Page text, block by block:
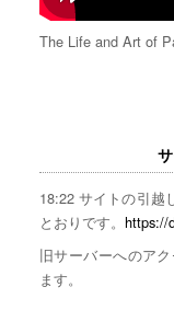
The Life and Art of
18:22 サイトの引越
とおりです。 https://
旧サーバーへのア
ます。